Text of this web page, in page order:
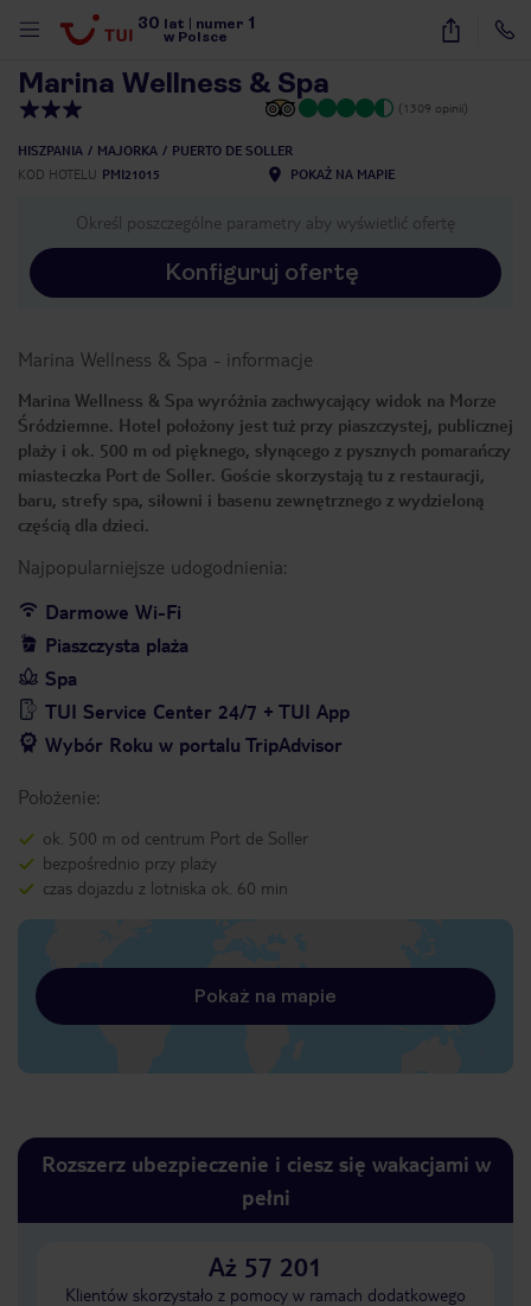
30 lat numer 1
w Polsce
25
Marina Wellness & Spa
(1309 opinii)
HISZPANIA MAJORKA
PUERTO DE SOLLER
KOD HOTELU PMI21015 POKAŻ NA MAPIE
Określ poszczególne parametry aby wyświetlić ofertę
Konfiguruj ofertę
Marina Wellness & Spa - informacje
Marina Wellness & Spa wyróżnia zachwycający widok na Morze
Śródziemne. Hotel położony jest tuż przy piaszczystej, publicznej
plaży i ok. 500 m od pięknego, słynącego z pysznych pomarańczy
miasteczka Port de Soller. Goście skorzystają tu z restauracji,
baru, strefy spa, siłowni i basenu zewnętrznego z wydzieloną
częścią dla dzieci.
Najpopularniejsze udogodnienia:
Darmowe Wi-Fi
Piaszczysta plaża
Spa
TUI Service Center 24/7 + TUI App
Wybór Roku w portalu TripAdvisor
Położenie:
ok. 500 m od centrum Port de Soller
bezpośrednio przy plaży
czas dojazdu z lotniska ok. 60 min
Pokaż na mapie
Rozszerz ubezpieczenie i ciesz się wakacjami w
pełni
Aż 57 201
Klientów skorzystało z pomocy w ramach dodatkowego